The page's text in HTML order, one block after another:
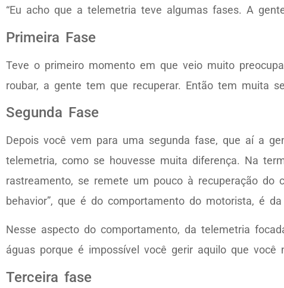
“Eu acho que a telemetria teve algumas fases. A
Primeira Fase
Teve o primeiro momento em que veio muito
roubar, a gente tem que recuperar. Então tem muita
Segunda Fase
Depois você vem para uma segunda fase, que aí a
telemetria, como se houvesse muita diferença. Na
rastreamento, se remete um pouco à recuperação do
behavior”, que é do comportamento do motorista, é
Nesse aspecto do comportamento, da telemetria
águas porque é impossível você gerir aquilo que
Terceira fase